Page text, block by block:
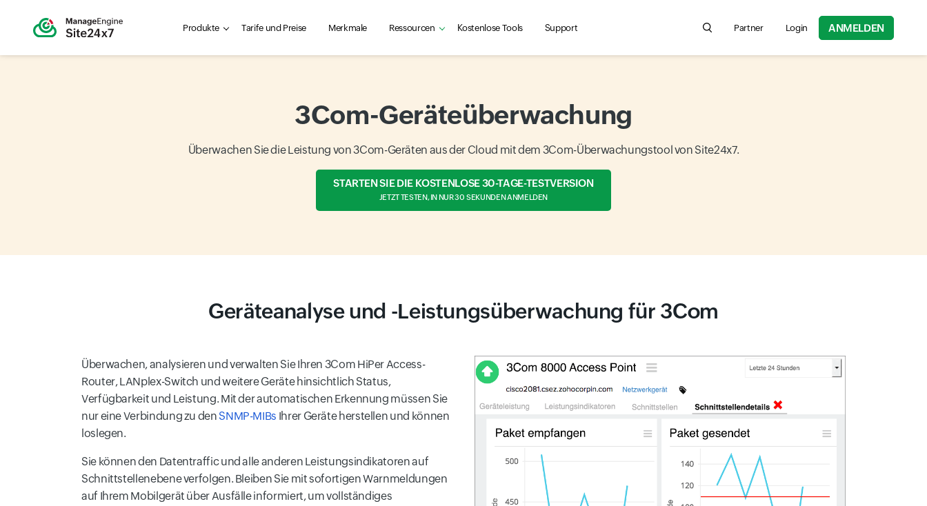
Produkte Tarife und Preise Merkmale Ressourcen Kostenlose Tools Support Search for product information, help articles,
Partner Login ANMELDEN
3Com-Geräteüberwachung
Überwachen Sie die Leistung von 3Com-Geräten aus der Cloud mit dem 3Com-Überwachungstool von Site24x7.
STARTEN SIE DIE KOSTENLOSE 30-TAGE-TESTVERSION
JETZT TESTEN, IN NUR 30 SEKUNDEN ANMELDEN
Geräteanalyse und -Leistungsüberwachung für 3Com
Überwachen, analysieren und verwalten Sie Ihren 3Com HiPer Access-
Router, LANplex-Switch und weitere Geräte hinsichtlich Status,
Verfügbarkeit und Leistung. Mit der automatischen Erkennung müssen Sie
nur eine Verbindung zu den SNMP-MIBs Ihrer Geräte herstellen und können
loslegen.
Sie können den Datentraffic und alle anderen Leistungsindikatoren auf
Schnittstellenebene verfolgen. Bleiben Sie mit sofortigen Warnmeldungen
auf Ihrem Mobilgerät über Ausfälle informiert, um vollständiges